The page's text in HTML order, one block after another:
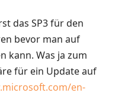
das SP3 für den
bevor man auf
kann. Was ja zum
für ein Update auf
en-